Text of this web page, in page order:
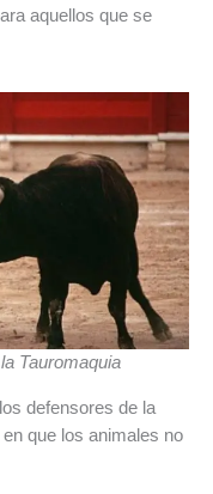
aquellos que se
Tauromaquia
defensores de la
que los animales no